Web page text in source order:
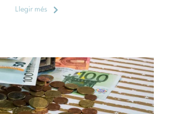
Llegir més